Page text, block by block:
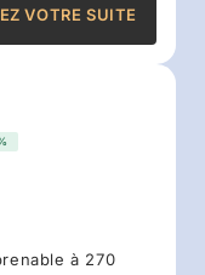
VOTRE SUITE
à 270